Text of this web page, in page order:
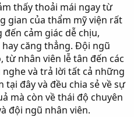
thấy thoải mái ngay từ
gian của thẩm mỹ viện rất
cảm giác dễ chịu,
căng thẳng. Đội ngũ
từ nhân viên lễ tân đến các
và trả lời tất cả những
đây và đều chia sẻ về sự
mà còn về thái độ chuyên
đội ngũ nhân viên.